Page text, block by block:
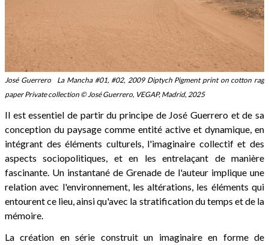
José Guerrero La Mancha #01, #02, 2009 Diptych Pigment print on cotton rag
paper Private collection © José Guerrero, VEGAP, Madrid, 2025
Il est essentiel de partir du principe de José Guerrero et de sa
conception du paysage comme entité active et dynamique, en
intégrant des éléments culturels, l'imaginaire collectif et des
aspects sociopolitiques, et en les entrelaçant de manière
fascinante. Un instantané de Grenade de l'auteur implique une
relation avec l'environnement, les altérations, les éléments qui
entourent ce lieu, ainsi qu'avec la stratification du temps et de la
mémoire.
La création en série construit un imaginaire en forme de